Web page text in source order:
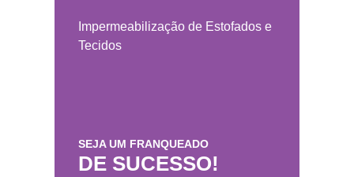
Impermeabilização de Estofados e
Tecidos
SEJA UM FRANQUEADO
DE SUCESSO!